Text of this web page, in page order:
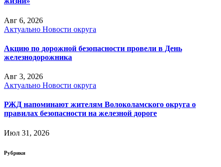
Авг 6, 2026
Актуально Новости округа
Акцию по дорожной безопасности провели в День
железнодорожника
Авг 3, 2026
Актуально Новости округа
РЖД напоминают жителям Волоколамского округа о
правилах безопасности на железной дороге
Июл 31, 2026
Рубрики